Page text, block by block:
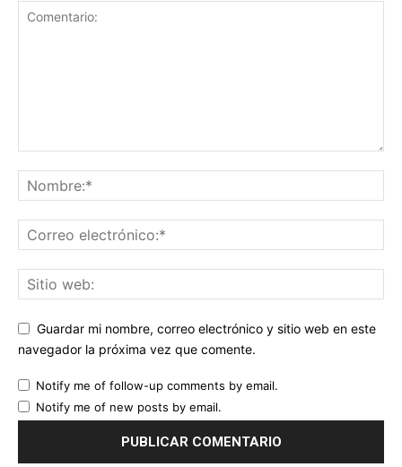
Guardar mi nombre, correo electrónico y sitio web en este
navegador la próxima vez que comente.
Notify me of follow-up comments by email.
Notify me of new posts by email.